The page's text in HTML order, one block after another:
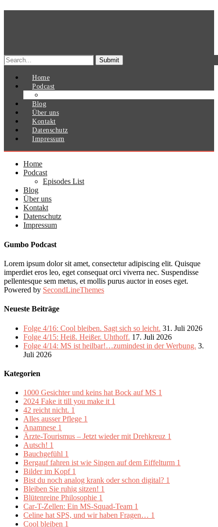
Search
for:
Home
Podcast
Blog
Über uns
Kontakt
Datenschutz
Impressum
Home
Podcast
Episodes List
Blog
Über uns
Kontakt
Datenschutz
Impressum
Gumbo Podcast
Lorem ipsum dolor sit amet, consectetur adipiscing elit. Quisque
imperdiet eros leo, eget consequat orci viverra nec. Suspendisse
pellentesque sem metus, et mollis purus auctor in eoses eget.
Powered by SecondLineThemes
Neueste Beiträge
Folge 4/16: Cool bleiben. Sagt sich so leicht. 31. Juli 2026
Folge 4/15: Heiß. Heißer. Uhthoff. 17. Juli 2026
Folge 4/14: MS ist heilbar!…zumindest in der Werbung. 3.
Juli 2026
Kategorien
1000 Gesichter und keins hat Bock auf MS 1
2024 Fake it till you make it 1
42 reicht nicht. 1
Alles ausser Pflege 1
Anamnese 1
Ärzte-Tourismus – Jetzt wieder mit Drehkreuz 1
Autsch! 1
Bauchgefühl 1
Bergauf fahren ist wie Singen auf dem Eiffelturm 1
Bilder im Kopf 1
Bist du noch analog krank oder schon digital? 1
Bleiben Sie ruhig sitzen! 1
Blütenreine Philosophie 1
Car-T-Zellen: Ein MS-Squad-Team 1
Celine hat SPS, und wir haben Fragen… 1
Cool bleiben 1